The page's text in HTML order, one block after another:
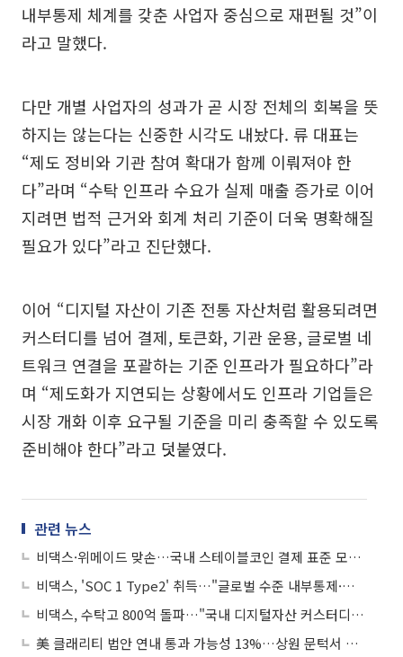
내부통제 체계를 갖춘 사업자 중심으로 재편될 것”이
라고 말했다.
다만 개별 사업자의 성과가 곧 시장 전체의 회복을 뜻
하지는 않는다는 신중한 시각도 내놨다. 류 대표는
“제도 정비와 기관 참여 확대가 함께 이뤄져야 한
다”라며 “수탁 인프라 수요가 실제 매출 증가로 이어
지려면 법적 근거와 회계 처리 기준이 더욱 명확해질
필요가 있다”라고 진단했다.
이어 “디지털 자산이 기존 전통 자산처럼 활용되려면
커스터디를 넘어 결제, 토큰화, 기관 운용, 글로벌 네
트워크 연결을 포괄하는 기준 인프라가 필요하다”라
며 “제도화가 지연되는 상황에서도 인프라 기업들은
시장 개화 이후 요구될 기준을 미리 충족할 수 있도록
준비해야 한다”라고 덧붙였다.
관련 뉴스
비댁스·위메이드 맞손…국내 스테이블코인 결제 표준 모델 구축 나선다
비댁스, 'SOC 1 Type2' 취득…"글로벌 수준 내부통제·보안 역량 입증"
비댁스, 수탁고 800억 돌파…"국내 디지털자산 커스터디 시장 최대 규모"
美 클래리티 법안 연내 통과 가능성 13%…상원 문턱서 제동